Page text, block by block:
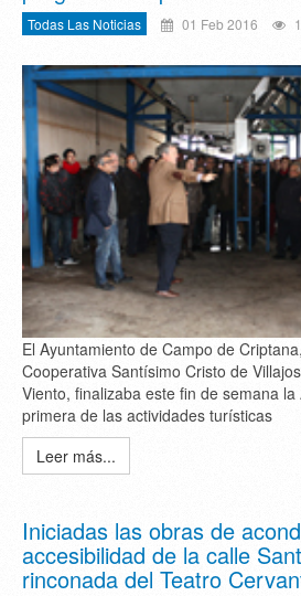
Todas Las Noticias 01 Feb 2016
El Ayuntamiento de Campo de
Cooperativa Santísimo Cristo de
Viento, finalizaba este fin de semana
primera de las actividades turísticas
Leer más...
Iniciadas las obras de
accesibilidad de la calle
rinconada del Teatro